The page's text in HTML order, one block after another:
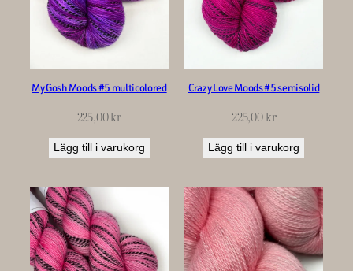
My Gosh Moods #5 multicolored
225,00kr
Lägg till i varukorg
Crazy Love Moods #5 semisolid
225,00kr
Lägg till i varukorg